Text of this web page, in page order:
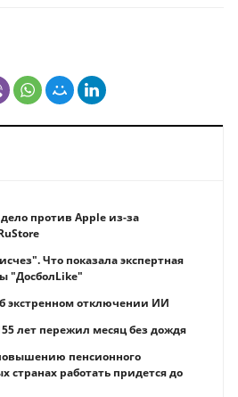
что мир на пороге нового
ПЕШЕХОДЫ!»: умный пешеходный
против Apple из-за
Что показала экспертная
"ДосболLike"
экстренном отключении ИИ
лет пережил месяц без дождя
пенсионного
странах работать придется до